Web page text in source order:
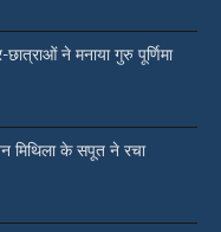
ने मनाया गुरु पूर्णिमा
मिथिला के सपूत ने रचा